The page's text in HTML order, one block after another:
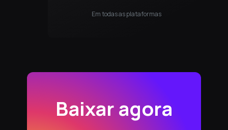
Em todas as plataformas
Baixar agora